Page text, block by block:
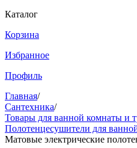
Каталог
Корзина
Избранное
Профиль
Главная/
Сантехника/
Товары для ванной комнаты и
Полотенцесушители для
Матовые электрические